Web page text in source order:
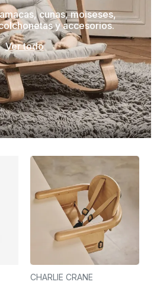
cunas, moiseses,
y accesorios.
Ver todo
CHARLIE CRANE